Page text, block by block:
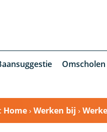
Omscholen
Home›Werken bij ›